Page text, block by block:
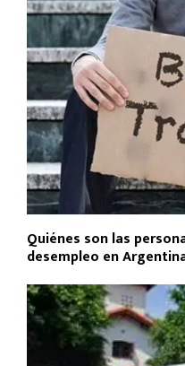
Quiénes son las
desempleo en